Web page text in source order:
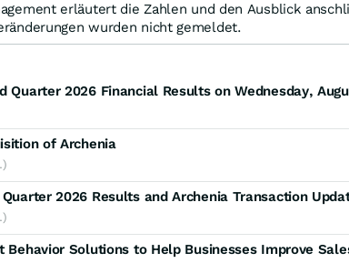
erläutert die Zahlen und den Ausblick
wurden nicht gemeldet.
Quarter 2026 Financial Results on Wednesday,
of Archenia
2026 Results and Archenia Transaction